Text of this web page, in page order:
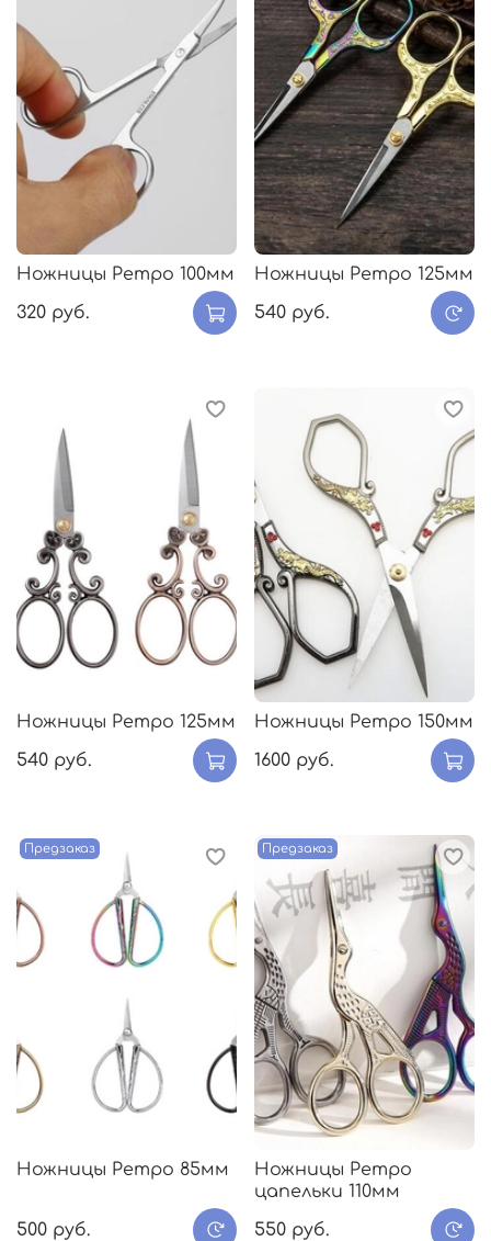
Ножницы Ретро 100мм
320 руб.
Ножницы Ретро 125мм
540 руб.
Ножницы Ретро 125мм
540 руб.
Ножницы Ретро 150мм
1600 руб.
Предзаказ
Ножницы Ретро 85мм
500 руб.
Предзаказ
Ножницы Ретро
цапельки 110мм
550 руб.